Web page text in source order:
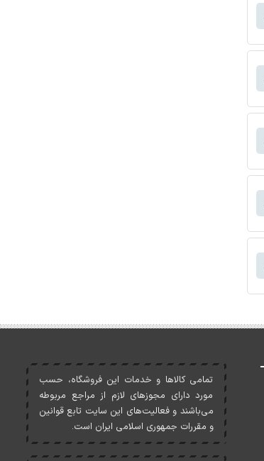
تمامی کالاها و خدمات اين فروشگاه، حسب
مورد دارای مجوزهای لازم از مراجع مربوطه
می‌باشند و فعاليت‌های اين سايت تابع قوانين
و مقررات جمهوری اسلامی ايران است.